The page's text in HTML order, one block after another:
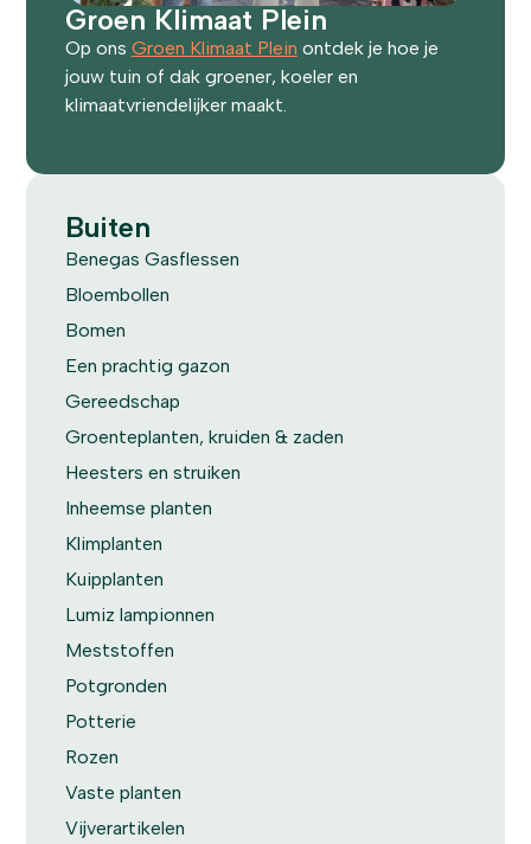
Buiten
Benegas Gasflessen
Bloembollen
Bomen
Een prachtig gazon
Gereedschap
Groenteplanten, kruiden & zaden
Heesters en struiken
Inheemse planten
Klimplanten
Kuipplanten
Lumiz lampionnen
Meststoffen
Potgronden
Potterie
Rozen
Vaste planten
Vijverartikelen
Groen Klimaat Plein
Op ons Groen Klimaat Plein ontdek je hoe je
jouw tuin of dak groener, koeler en
klimaatvriendelijker maakt.